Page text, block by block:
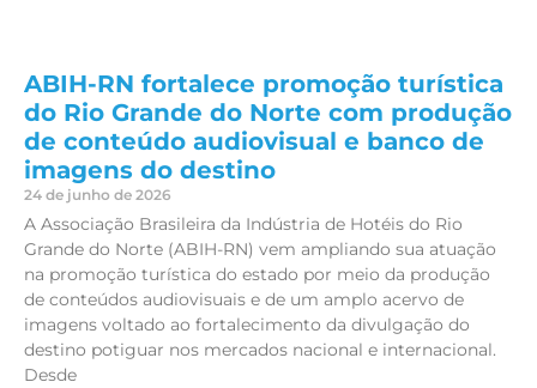
ABIH-RN fortalece promoção turística
do Rio Grande do Norte com produção
de conteúdo audiovisual e banco de
imagens do destino
24 de junho de 2026
A Associação Brasileira da Indústria de Hotéis do Rio
Grande do Norte (ABIH-RN) vem ampliando sua atuação
na promoção turística do estado por meio da produção
de conteúdos audiovisuais e de um amplo acervo de
imagens voltado ao fortalecimento da divulgação do
destino potiguar nos mercados nacional e internacional.
Desde